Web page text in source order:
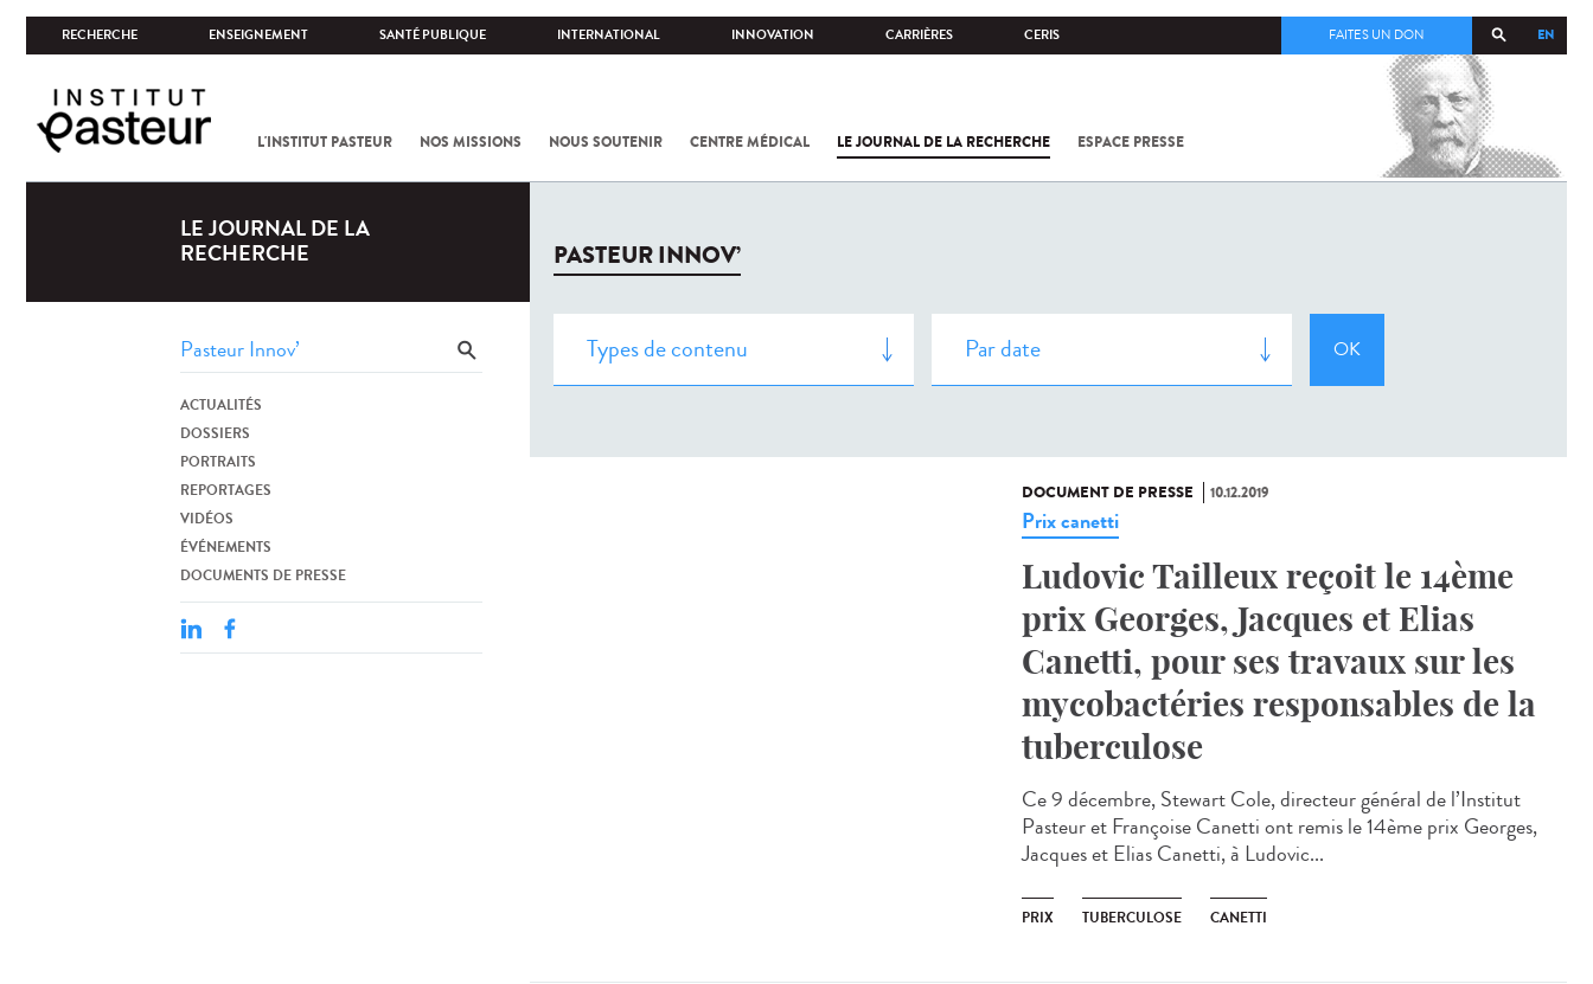
RECHERCHE ENSEIGNEMENT SANTÉ PUBLIQUE INTERNATIONAL INNOVATION CARRIÈRES CERIS EN
FAITES UN DON
L'INSTITUT PASTEUR NOS MISSIONS NOUS SOUTENIR CENTRE MÉDICAL LE JOURNAL DE LA RECHERCHE ESPACE PRESSE
COV-2 /
LE JOURNAL DE LA
RECHERCHE
ACTUALITÉS
DOSSIERS
PORTRAITS
REPORTAGES
VIDÉOS
ÉVÉNEMENTS
DOCUMENTS DE PRESSE
PASTEUR INNOV’
DOCUMENT DE PRESSE 10.12.2019
Prix canetti
Ludovic Tailleux reçoit le 14ème
prix Georges, Jacques et Elias
Canetti, pour ses travaux sur les
mycobactéries responsables de la
tuberculose
Ce 9 décembre, Stewart Cole, directeur général de l’Institut
Pasteur et Françoise Canetti ont remis le 14ème prix Georges,
Jacques et Elias Canetti, à Ludovic...
PRIX TUBERCULOSE CANETTI